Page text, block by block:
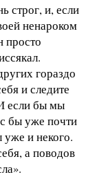
строг, и, если
ненароком
просто
гораздо
и следите
если бы мы
бы уже почти
уже и некого.
а поводов